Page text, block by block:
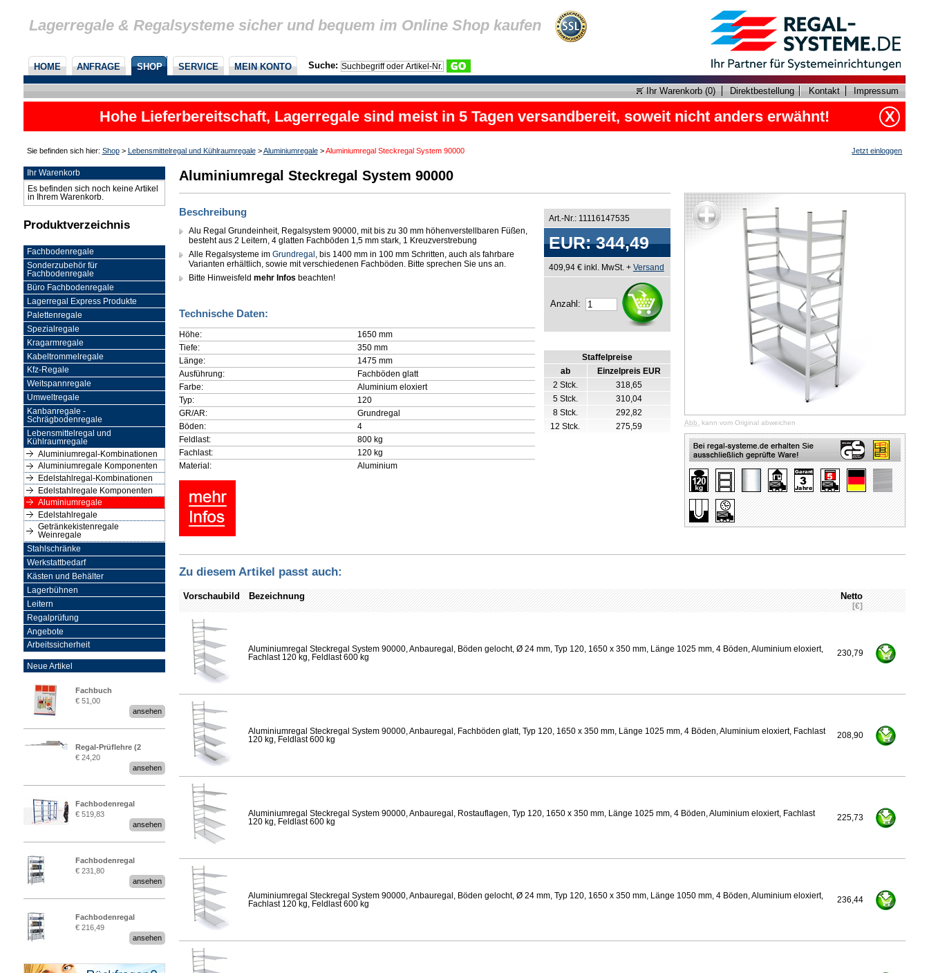
Lagerregale & Regalsysteme sicher und bequem im Online Shop kaufen
HOME ANFRAGE SHOP SERVICE MEIN KONTO Suche:
Ihr Warenkorb (0) Direktbestellung Kontakt Impressum
Hohe Lieferbereitschaft, Lagerregale sind meist in 5 Tagen versandbereit, soweit nicht anders erwähnt! X
Jetzt einloggen
Sie befinden sich hier: Shop> Lebensmittelregal und Kühlraumregale>Aluminiumregale>Aluminiumregal Steckregal System 90000
Ihr Warenkorb
Es befinden sich noch keine Artikel
in Ihrem Warenkorb.
Produktverzeichnis
Fachbodenregale
Sonderzubehör für
Fachbodenregale
Büro Fachbodenregale
Lagerregal Express Produkte
Palettenregale
Spezialregale
Kragarmregale
Kabeltrommelregale
Kfz-Regale
Weitspannregale
Umweltregale
Kanbanregale -
Schrägbodenregale
Lebensmittelregal und
Kühlraumregale
Aluminiumregal-Kombinationen
Aluminiumregale Komponenten
Edelstahlregal-Kombinationen
Edelstahlregale Komponenten
Aluminiumregale
Edelstahlregale
Getränkekistenregale
Weinregale
Stahlschränke
Werkstattbedarf
Kästen und Behälter
Lagerbühnen
Leitern
Regalprüfung
Angebote
Arbeitssicherheit
Neue Artikel
Fachbuch
„Regalprüfung nach DIN
€ 51,00
ansehen
Regal-Prüflehre (2
Stück)
€ 24,20
ansehen
Fachbodenregal
Stecksystem MultiPlus
2,25 Meter breit
€ 519,83
ansehen
Fachbodenregal
Stecksystem MultiPlus
€ 231,80
ansehen
Fachbodenregal
Stecksystem MultiPlus
€ 216,49
ansehen
Aluminiumregal Steckregal System 90000
Abb. kann vom Original abweichen
Art.-Nr.: 11116147535
EUR: 344,49
409,94 € inkl. MwSt. + Versand
Anzahl:
Staffelpreise
ab
Einzelpreis EUR
2 Stck.
318,65
5 Stck.
310,04
8 Stck.
292,82
12 Stck.
275,59
Beschreibung
Alu Regal Grundeinheit, Regalsystem 90000, mit bis zu 30 mm höhenverstellbaren Füßen,
besteht aus 2 Leitern, 4 glatten Fachböden 1,5 mm stark, 1 Kreuzverstrebung
Alle Regalsysteme imGrundregal, bis 1400 mm in 100 mm Schritten, auch als fahrbare
Varianten erhältlich, sowie mit verschiedenen Fachböden. Bitte sprechen Sie uns an.
Bitte Hinweisfeldmehr Infos beachten!
Technische Daten:
Höhe:
1650 mm
Tiefe:
350 mm
Länge:
1475 mm
Ausführung:
Fachböden glatt
Farbe:
Aluminium eloxiert
Typ:
120
GR/AR:
Grundregal
Böden:
4
Feldlast:
800 kg
Fachlast:
120 kg
Material:
Aluminium
Zu diesem Artikel passt auch:
Vorschaubild Bezeichnung Netto
[€]
Aluminiumregal Steckregal System 90000, Anbauregal, Böden gelocht, Ø 24 mm, Typ 120, 1650 x 350 mm, Länge 1025 mm, 4 Böden, Aluminium eloxiert,
Fachlast 120 kg, Feldlast 600 kg
230,79
Aluminiumregal Steckregal System 90000, Anbauregal, Fachböden glatt, Typ 120, 1650 x 350 mm, Länge 1025 mm, 4 Böden, Aluminium eloxiert, Fachlast
120 kg, Feldlast 600 kg
208,90
Aluminiumregal Steckregal System 90000, Anbauregal, Rostauflagen, Typ 120, 1650 x 350 mm, Länge 1025 mm, 4 Böden, Aluminium eloxiert, Fachlast
120 kg, Feldlast 600 kg
225,73
Aluminiumregal Steckregal System 90000, Anbauregal, Böden gelocht, Ø 24 mm, Typ 120, 1650 x 350 mm, Länge 1050 mm, 4 Böden, Aluminium eloxiert,
Fachlast 120 kg, Feldlast 600 kg
236,44